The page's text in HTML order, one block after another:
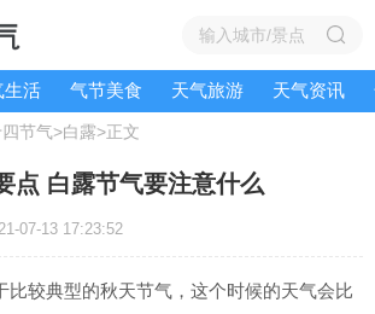
生活 气节美食 天气旅游 天气资讯
节气>白露>正文
点 白露节气要注意什么
07-13 17:23:52
比较典型的秋天节气，这个时候的天气会比